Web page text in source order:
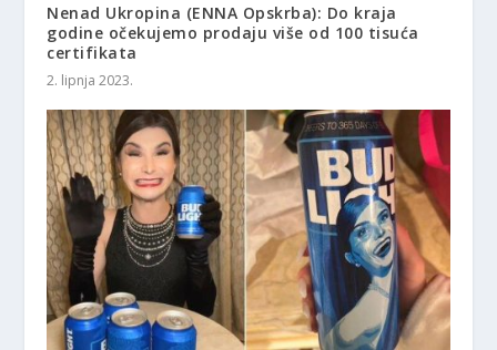
Nenad Ukropina (ENNA Opskrba): Do kraja
godine očekujemo prodaju više od 100 tisuća
certifikata
2. lipnja 2023.